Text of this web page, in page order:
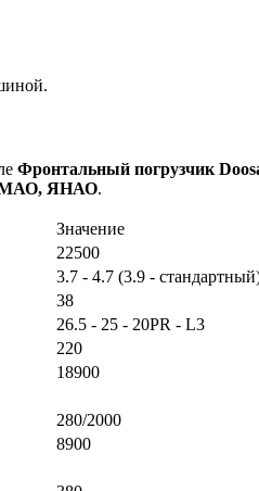
Фронтальный погрузчик
ХМАО, ЯНАО.
Значение
22500
3.7 - 4.7 (3.9 -
38
26.5 - 25 - 20PR - L3
220
18900
280/2000
8900